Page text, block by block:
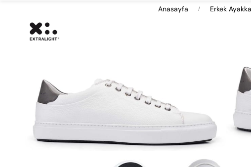
Anasayfa Erkek